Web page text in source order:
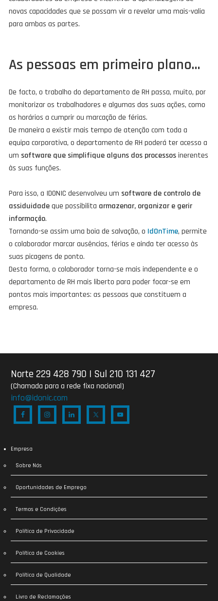
novas capacidades que se possam vir a revelar uma mais-valia
para ambas as partes.
As pessoas em primeiro plano…
De facto, o trabalho do departamento de RH passa, muito, por
monitorizar os trabalhadores e algumas das suas ações, como
os horários a cumprir ou marcação de férias.
De maneira a existir mais tempo de atenção com toda a
equipa corporativa, o departamento de RH poderá ter acesso a
um software que simplifique alguns dos processosinerentes
às suas funções.
Para isso, a IDONIC desenvolveu um software de controlo de
assiduidadeque possibilita armazenar, organizar e gerir
informação.
Tornando-se assim uma boia de salvação, o IdOnTime, permite
o colaborador marcar ausências, férias e ainda ter acesso às
suas picagens de ponto.
Desta forma, o colaborador torna-se mais independente e o
departamento de RH mais liberto para poder focar-se em
pontos mais importantes: as pessoas que constituem a
empresa.
Norte 229 428 790 | Sul 210 131 427
(Chamada para a rede fixa nacional)
info@idonic.com
Empresa
Sobre Nós
Oportunidades de Emprego
Termos e Condições
Política de Privacidade
Política de Cookies
Política de Qualidade
Livro de Reclamações